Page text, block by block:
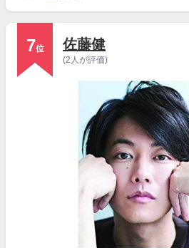
7位 佐藤健
(2人が評価)